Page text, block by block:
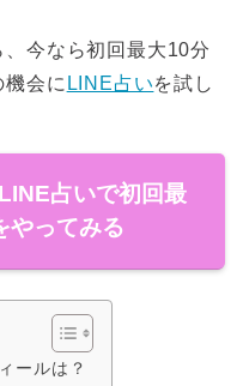
、今なら初回最大10分
会に LINE占いを試し
占いで初回最
やってみる
ールは？